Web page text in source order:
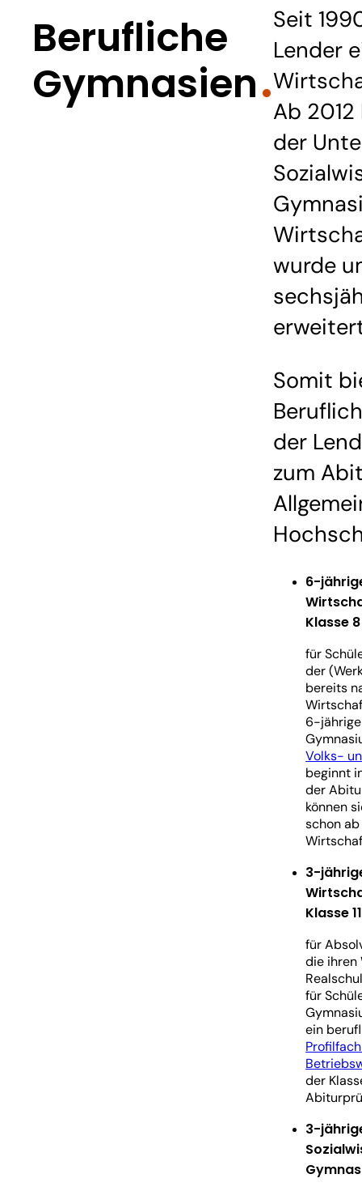
Berufliche
Gymnasien
Seit
Lender
Ab
der
wurde
Somit
der
zum
6-
Klasse 8
für
der
bereits
6-
Volks-
beginnt
der
können
schon
3-
Klasse
für
die ihren
für
ein
der
3-